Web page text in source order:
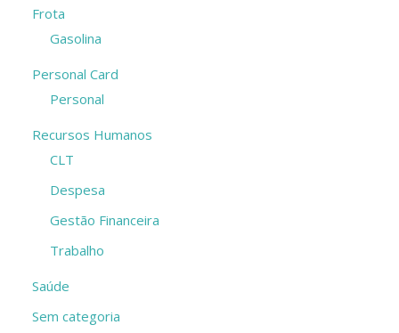
Frota
Gasolina
Personal Card
Personal
Recursos Humanos
CLT
Despesa
Gestão Financeira
Trabalho
Saúde
Sem categoria